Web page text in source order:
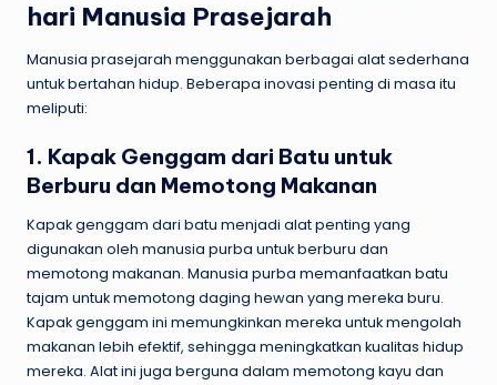
hari Manusia Prasejarah
Manusia prasejarah menggunakan berbagai alat sederhana
untuk bertahan hidup. Beberapa inovasi penting di masa itu
meliputi:
1. Kapak Genggam dari Batu untuk
Berburu dan Memotong Makanan
Kapak genggam dari batu menjadi alat penting yang
digunakan oleh manusia purba untuk berburu dan
memotong makanan. Manusia purba memanfaatkan batu
tajam untuk memotong daging hewan yang mereka buru.
Kapak genggam ini memungkinkan mereka untuk mengolah
makanan lebih efektif, sehingga meningkatkan kualitas hidup
mereka. Alat ini juga berguna dalam memotong kayu dan